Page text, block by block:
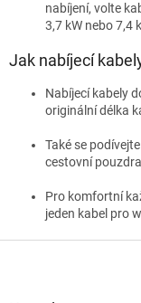
nabíjení, volte
3,7 kW nebo 7,4
Jak nabíjecí
Nabíjecí kabely
originální délka
Také se
cestovní
Pro komfortní
jeden kabel pro